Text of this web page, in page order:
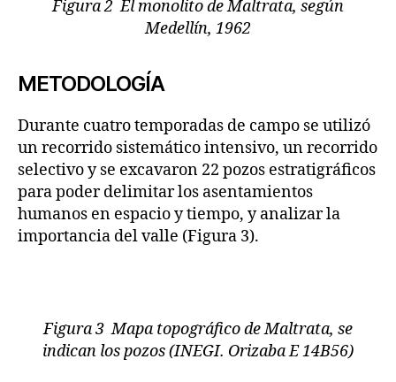
Figura 2 El monolito de Maltrata, según
Medellín, 1962
METODOLOGÍA
Durante cuatro temporadas de campo se utilizó
un recorrido sistemático intensivo, un recorrido
selectivo y se excavaron 22 pozos estratigráficos
para poder delimitar los asentamientos
humanos en espacio y tiempo, y analizar la
importancia del valle (Figura 3).
Figura 3 Mapa topográfico de Maltrata, se
indican los pozos (INEGI. Orizaba E 14B56)